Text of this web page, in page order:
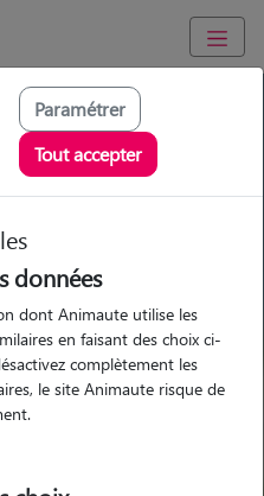
chien et chat en famille ou à
promenades
animaux
en Jura
Paramétrer
Tout accepter
données
dont Animaute utilise les
en faisant des choix ci-
complètement les
le site Animaute risque de